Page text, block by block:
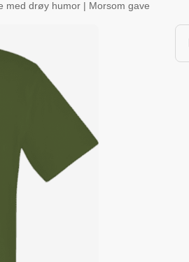
med drøy humor | Morsom gave